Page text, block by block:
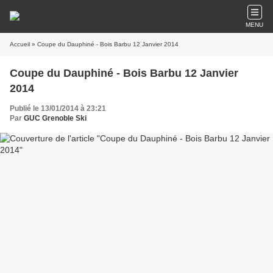
MENU
Accueil » Coupe du Dauphiné - Bois Barbu 12 Janvier 2014
Coupe du Dauphiné - Bois Barbu 12 Janvier
2014
Publié le 13/01/2014 à 23:21
Par GUC Grenoble Ski